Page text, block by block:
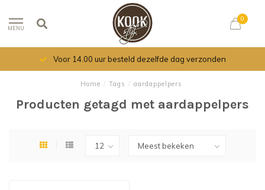
MENU
0
Voor 14.00 uur besteld dezelfde dag verzonden
Home / Tags / aardappelpers
Producten getagd met aardappelpers